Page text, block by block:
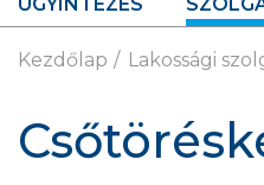
Kezdőlap Lakossági